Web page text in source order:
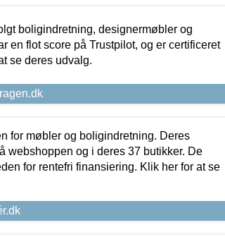
boligindretning, designermøbler og
en flot score på Trustpilot, og er certificeret
se deres udvalg.
for møbler og boligindretning. Deres
webshoppen og i deres 37 butikker. De
for rentefri finansiering. Klik her for at se